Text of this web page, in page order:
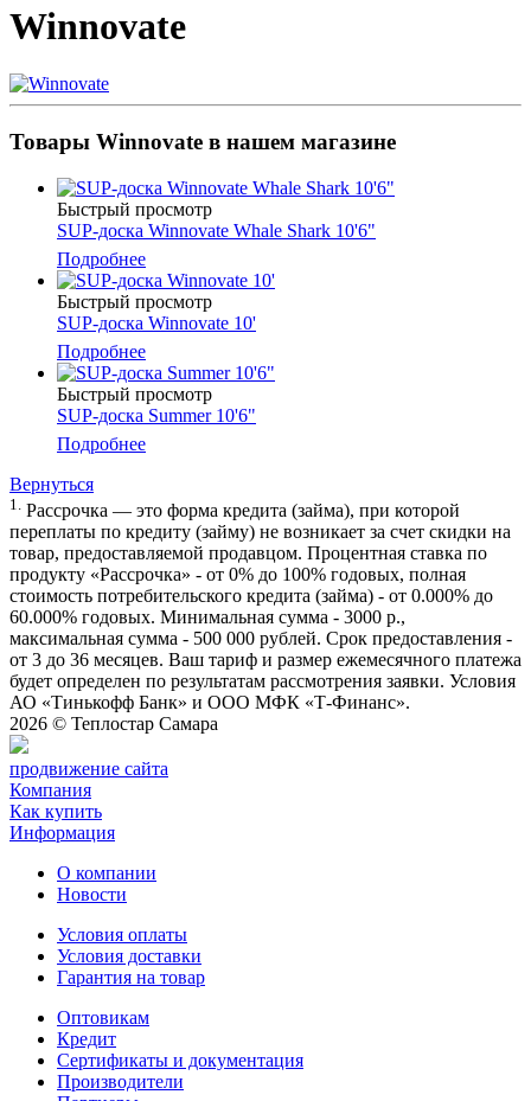
Winnovate
Товары Winnovate в нашем магазине
Быстрый просмотр
SUP-доска Winnovate Whale Shark 10'6"
Подробнее
Быстрый просмотр
SUP-доска Winnovate 10'
Подробнее
Быстрый просмотр
SUP-доска Summer 10'6"
Подробнее
Вернуться
1.
Рассрочка — это форма кредита (займа), при которой
переплаты по кредиту (займу) не возникает за счет скидки на
товар, предоставляемой продавцом. Процентная ставка по
продукту «Рассрочка» - от 0% до 100% годовых, полная
стоимость потребительского кредита (займа) - от 0.000% до
60.000% годовых. Минимальная сумма - 3000 р.,
максимальная сумма - 500 000 рублей. Срок предоставления -
от 3 до 36 месяцев. Ваш тариф и размер ежемесячного платежа
будет определен по результатам рассмотрения заявки. Условия
АО «Тинькофф Банк» и ООО МФК «Т-Финанс».
2026 © Теплостар Самара
продвижение сайта
Компания
Как купить
Информация
О компании
Новости
Условия оплаты
Условия доставки
Гарантия на товар
Оптовикам
Кредит
Сертификаты и документация
Производители